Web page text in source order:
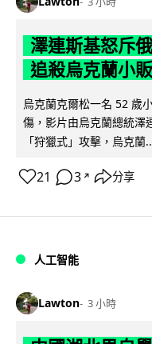
澤連斯基怒斥
追殺烏克蘭小
烏克蘭克爾松一名 52 歲
傷，影片由烏克蘭總統澤
「狩獵式」攻擊，烏克蘭
21 3 ↗ 分享
人工智能
Lawton 3 小時